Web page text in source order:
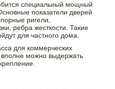
специальный мощный
показатели дверей
ригели,
ребра жесткости. Такие
для частного дома.
для коммерческих
можно выдержать